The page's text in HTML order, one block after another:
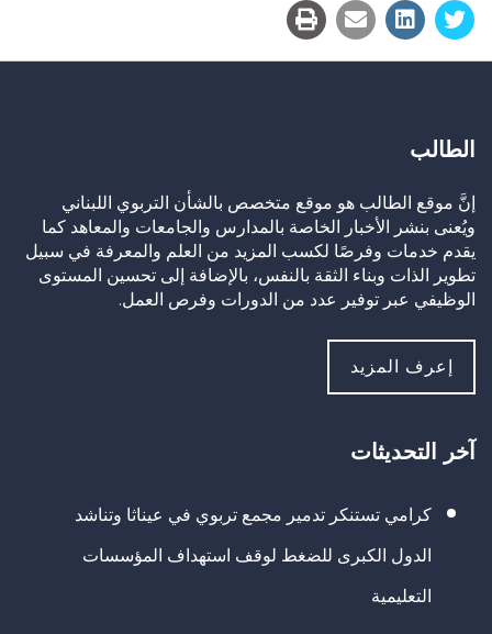
الطالب
إنَّ موقع الطالب هو موقع متخصص بالشأن التربوي اللبناني
ويُعنى بنشر الأخبار الخاصة بالمدارس والجامعات والمعاهد كما
يقدم خدمات وفرصًا لكسب المزيد من العلم والمعرفة في سبيل
تطوير الذات وبناء الثقة بالنفس، بالإضافة إلى تحسين المستوى
الوظيفي عبر توفير عدد من الدورات وفرص العمل.
إعرف المزيد
آخر التحديثات
كرامي تستنكر تدمير مجمع تربوي في عيناثا وتناشد
الدول الكبرى للضغط لوقف استهداف المؤسسات
التعليمية